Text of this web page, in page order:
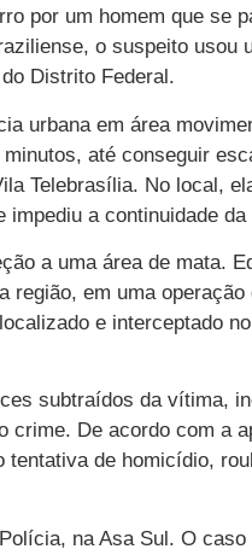
por um homem que se
o suspeito usou
Distrito Federal.
urbana em área
até conseguir
Telebrasília. No local,
a continuidade da
a uma área de mata.
região, em uma operação
e interceptado
subtraídos da vítima,
crime. De acordo com a
de homicídio,
na Asa Sul. O